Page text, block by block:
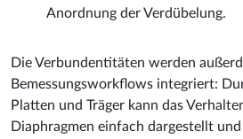
Anordnung der Verdübelung.
Die Verbundentitäten werden
Bemessungsworkflows integriert:
Platten und Träger kann das
Diaphragmen einfach dargestellt